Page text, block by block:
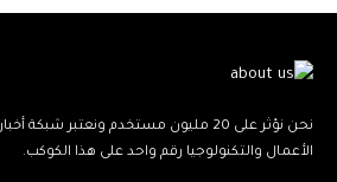
نحن نؤثر على 20 مليون مستخدم ونعتبر شبكة أخبار
الأعمال والتكنولوجيا رقم واحد على هذا الكوكب.